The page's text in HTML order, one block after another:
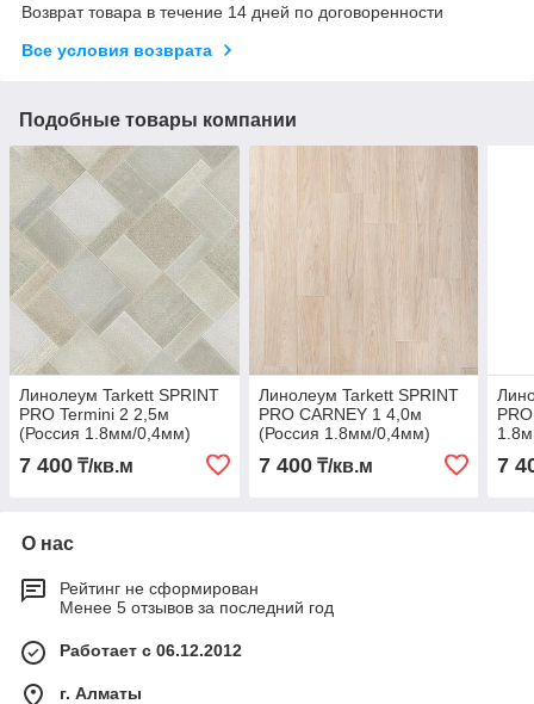
Возврат товара в течение 14 дней по договоренности
Все условия возврата
Подобные товары компании
Линолеум Tarkett SPRINT
PRO Termini 2 2,5м
(Россия 1.8мм/0,4мм)
7 400 ₸/кв.м
Линолеум Tarkett SPRINT
PRO CARNEY 1 4,0м
(Россия 1.8мм/0,4мм)
7 400₸/кв.м 7
О нас
Рейтинг не сформирован
Менее 5 отзывов за последний год
Работает с 06.12.2012
г. Алматы